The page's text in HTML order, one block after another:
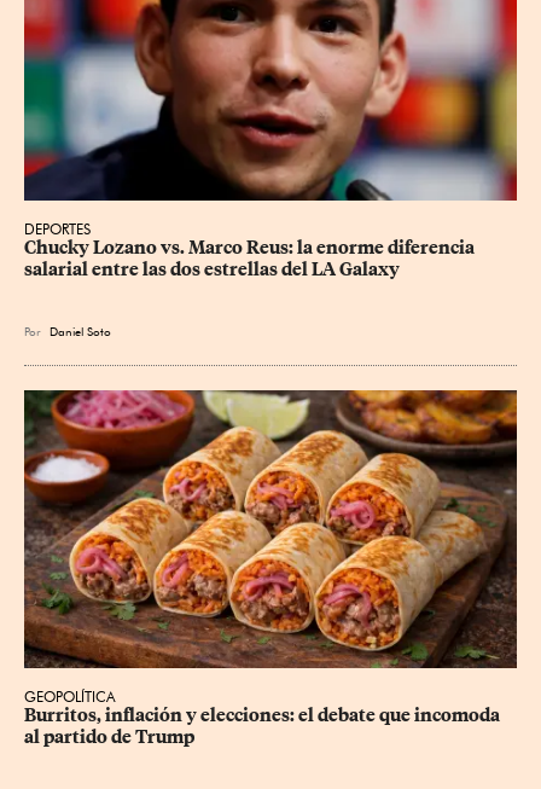
DEPORTES
Chucky Lozano vs. Marco Reus: la enorme diferencia
salarial entre las dos estrellas del LA Galaxy
Por Daniel Soto
GEOPOLÍTICA
Burritos, inflación y elecciones: el debate que incomoda
al partido de Trump